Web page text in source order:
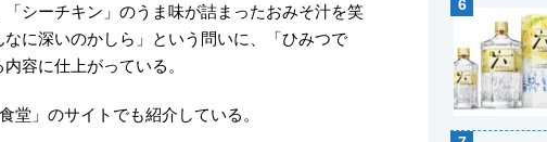
シーチキン」のうま味が詰まったおみそ汁を笑
に深いのかしら」という問いに、「ひみつで
容に仕上がっている。
堂」のサイトでも紹介している。